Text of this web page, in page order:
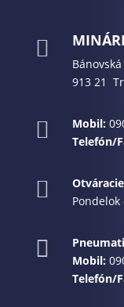

913 21
 Mobil:
Telefón/

Pondelok

Mobil:
Telefón/